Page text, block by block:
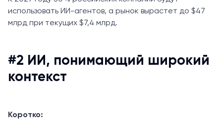
использовать ИИ-агентов, а рынок вырастет до $47
млрд при текущих $7,4 млрд.
#2 ИИ, понимающий широкий
контекст
Коротко: